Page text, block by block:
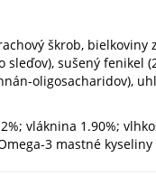
škrob,
sušený fenikel
oligosacharidov),
vláknina 1.90%;
3 mastné